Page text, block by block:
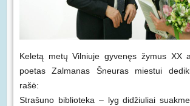
Keletą metų Vilniuje gyvenęs žymus XX
poetas Zalmanas Šneuras miestui
rašė:
Strašuno biblioteka – lyg didžiuliai